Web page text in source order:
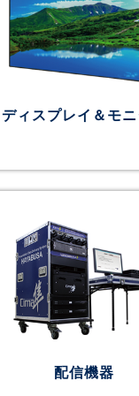
ディスプレイ＆モ
配信機器